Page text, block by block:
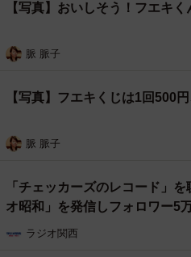
【写真】おいしそう！フエキ
脈 脈子
【写真】フエキくじは1回500
脈 脈子
「チェッカーズのレコード」
オ昭和」を発信しフォロワー5
ラジオ関西